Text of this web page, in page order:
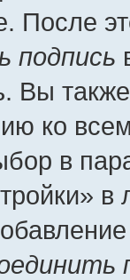
После
подпись
Вы
ко
в